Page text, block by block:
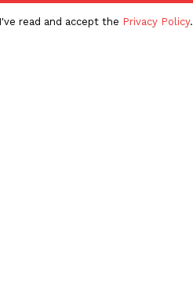
I've read and accept the Privacy Policy.